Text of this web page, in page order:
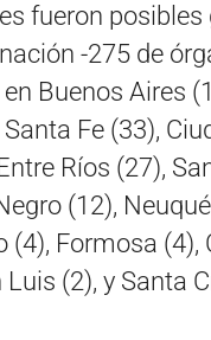
fueron
-275 de
en Buenos Aires
Fe (33),
Ríos (27),
(12),
(4), Formosa
(2), y Santa